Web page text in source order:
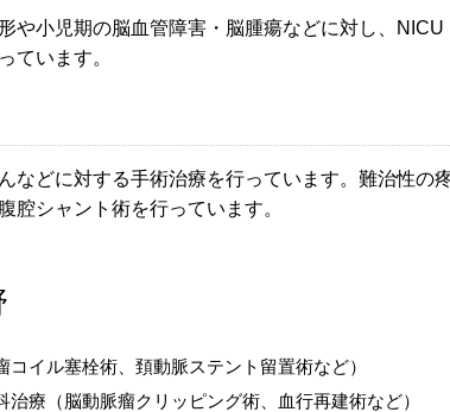
や小児期の脳血管障害・脳腫瘍などに対し、
ています。
などに対する手術治療を行っています。難治性の
腔シャント術を行っています。
コイル塞栓術、頚動脈ステント留置術など）
治療（脳動脈瘤クリッピング術、血行再建術など）